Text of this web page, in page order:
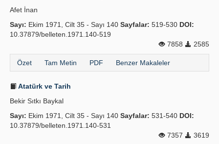
Afet İnan
Sayı: Ekim 1971, Cilt 35 - Sayı 140 Sayfalar: 519-530 DOI:
10.37879/belleten.1971.140-519
7858
2585
Özet Tam Metin PDF Benzer Makaleler
Atatürk ve Tarih
Bekir Sıtkı Baykal
Sayı: Ekim 1971, Cilt 35 - Sayı 140 Sayfalar: 531-540 DOI:
10.37879/belleten.1971.140-531
7357
3619